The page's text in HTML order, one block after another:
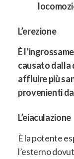
L’erezione
È
causato dalla
affluire più
provenienti
L’eiaculazione
È la potente
l’esterno